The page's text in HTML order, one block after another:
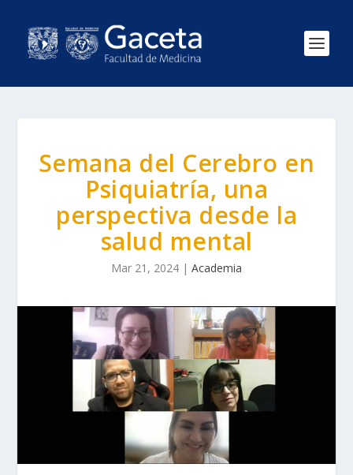
Semana del Cerebro en
Psiquiatría, una
perspectiva desde la
salud mental
Mar 21, 2024 | Academia